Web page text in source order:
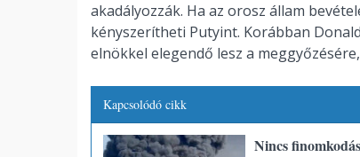
akadályozzák. Ha az orosz állam
kényszerítheti Putyint. Korábban
elnökkel elegendő lesz a
Kapcsolódó cikk
Nincs